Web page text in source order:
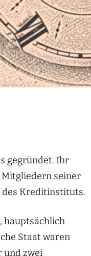
gegründet. Ihr
Mitgliedern seiner
des Kreditinstituts.
hauptsächlich
Staat waren
und zwei